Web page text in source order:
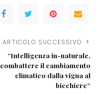
ARTICOLO SUCCESSIVO
“Intelligenza in-naturale,
combattere il cambiamento
climatico dalla vigna al
bicchiere”